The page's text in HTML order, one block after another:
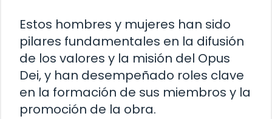
Estos hombres y mujeres han sido
pilares fundamentales en la difusión
de los valores y la misión del Opus
Dei, y han desempeñado roles clave
en la formación de sus miembros y la
promoción de la obra.